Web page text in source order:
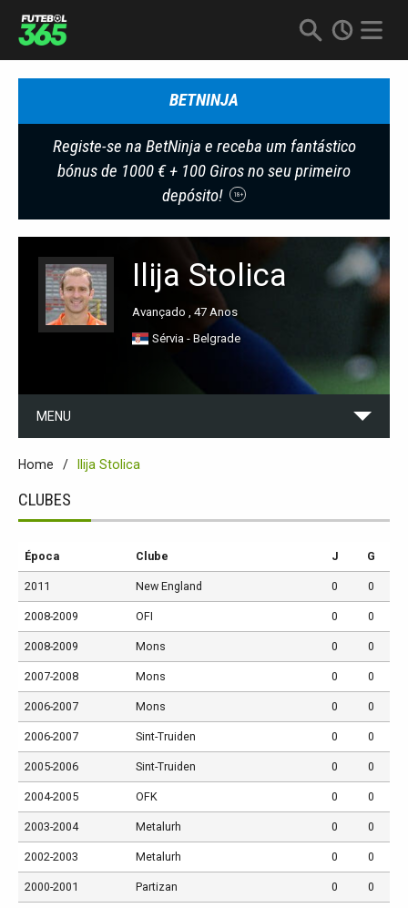
BETNINJA
Registe-se na BetNinja e receba um fantástico
bónus de 1000 € + 100 Giros no seu primeiro
depósito!
18+
Ilija Stolica
Avançado , 47 Anos
Sérvia - Belgrade
MENU
Home Ilija Stolica
CLUBES
Época Clube J G
2011 New England 0 0
2008-2009 OFI 0 0
2008-2009 Mons 0 0
2007-2008 Mons 0 0
2006-2007 Mons 0 0
2006-2007 Sint-Truiden 0 0
2005-2006 Sint-Truiden 0 0
2004-2005 OFK 0 0
2003-2004 Metalurh 0 0
2002-2003 Metalurh 0 0
2000-2001 Partizan 0 0